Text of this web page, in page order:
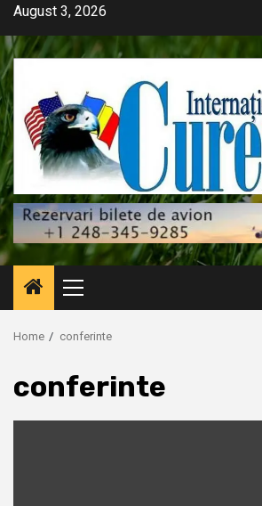
Skip
content
August 3, 2026
Primary
Menu
Home conferinte
conferinte